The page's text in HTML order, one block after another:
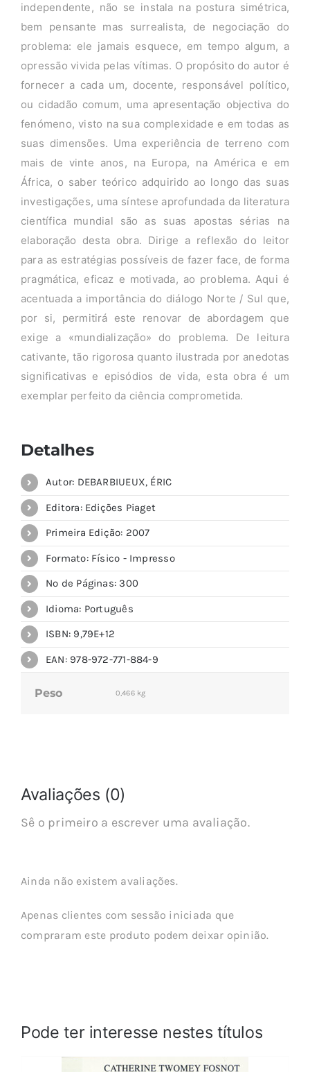
independente, não se instala na postura simétrica,
bem pensante mas surrealista, de negociação do
problema: ele jamais esquece, em tempo algum, a
opressão vivida pelas vítimas. O propósito do autor é
fornecer a cada um, docente, responsável político,
ou cidadão comum, uma apresentação objectiva do
fenómeno, visto na sua complexidade e em todas as
suas dimensões. Uma experiência de terreno com
mais de vinte anos, na Europa, na América e em
África, o saber teórico adquirido ao longo das suas
investigações, uma síntese aprofundada da literatura
científica mundial são as suas apostas sérias na
elaboração desta obra. Dirige a reflexão do leitor
para as estratégias possíveis de fazer face, de forma
pragmática, eficaz e motivada, ao problema. Aqui é
acentuada a importância do diálogo Norte / Sul que,
por si, permitirá este renovar de abordagem que
exige a «mundialização» do problema. De leitura
cativante, tão rigorosa quanto ilustrada por anedotas
significativas e episódios de vida, esta obra é um
exemplar perfeito da ciência comprometida.
Detalhes
Autor: DEBARBIUEUX, ÉRIC
Editora: Edições Piaget
Primeira Edição: 2007
Formato: Físico - Impresso
Nº de Páginas: 300
Idioma: Português
ISBN: 9,79E+12
EAN: 978-972-771-884-9
Peso 0,466 kg
Avaliações (0)
Sê o primeiro a escrever uma avaliação.
Ainda não existem avaliações.
Apenas clientes com sessão iniciada que
compraram este produto podem deixar opinião.
Pode ter interesse nestes títulos